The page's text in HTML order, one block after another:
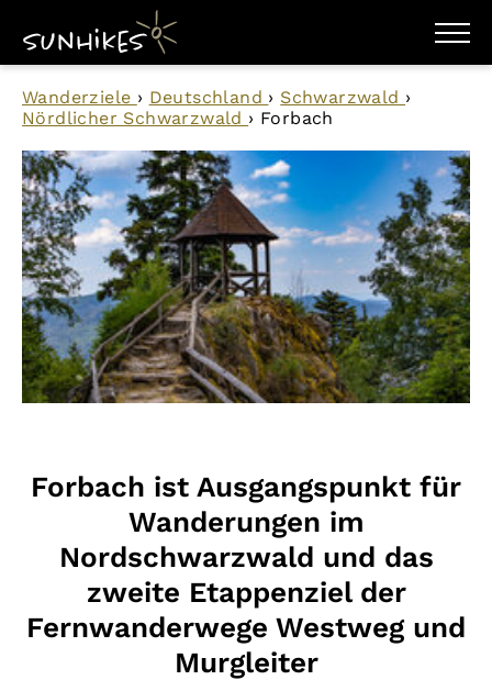
WANDERZIELE
WANDERUNGEN
ENTDECKEN
MAGAZIN
TRAILBOX
PLANER
Wanderziele › Deutschland › Schwarzwald ›
Nördlicher Schwarzwald › Forbach
Forbach ist Ausgangspunkt für
Wanderungen im
Nordschwarzwald und das
zweite Etappenziel der
Fernwanderwege Westweg und
Murgleiter